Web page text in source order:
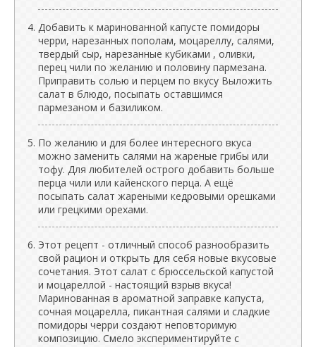
Добавить к маринованной капусте помидоры
черри, нарезанных пополам, моцареллу, салями,
твердый сыр, нарезанные кубиками , оливки,
перец чили по желанию и половину пармезана.
Приправить солью и перцем по вкусу Выложить
салат в блюдо, посыпать оставшимся
пармезаном и базиликом.
По желанию и для более интересного вкуса
можно заменить салями на жареные грибы или
тофу. Для любителей острого добавить больше
перца чили или кайенского перца. А ещё
посыпать салат жареными кедровыми орешками
или грецкими орехами.
Этот рецепт - отличный способ разнообразить
свой рацион и открыть для себя новые вкусовые
сочетания. Этот салат с брюссельской капустой
и моцареллой - настоящий взрыв вкуса!
Маринованная в ароматной заправке капуста,
сочная моцарелла, пикантная салями и сладкие
помидоры черри создают неповторимую
композицию. Смело экспериментируйте с